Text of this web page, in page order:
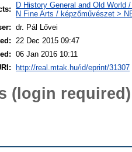
D History General and Old
N Fine Arts / képzőművészet >
dr. Pál Lővei
22 Dec 2015 09:47
06 Jan 2016 10:11
http://real.mtak.hu/id/eprint/31307
(login required)